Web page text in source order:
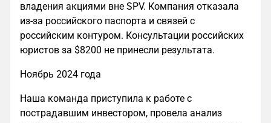
владения акциями вне SPV. Компания отказала
из-за российского паспорта и связей с
российским контуром. Консультации российских
юристов за $8200 не принесли результата.
Ноябрь 2024 года
Наша команда приступила к работе с
пострадавшим инвестором, провела анализ